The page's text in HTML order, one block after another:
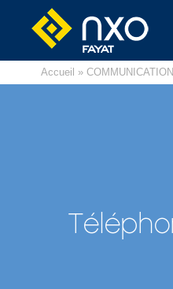
Accueil »